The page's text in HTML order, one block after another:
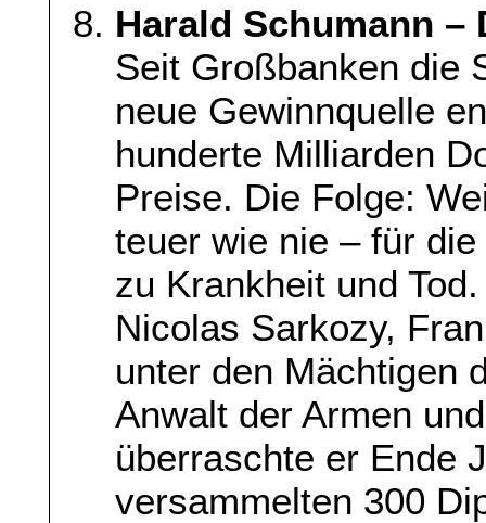
Harald Schumann –
Seit Großbanken die
neue Gewinnquelle
hunderte Milliarden
Preise. Die Folge:
teuer wie nie – für
zu Krankheit und Tod.
Nicolas Sarkozy,
unter den Mächtigen
Anwalt der Armen
überraschte er Ende
versammelten 300